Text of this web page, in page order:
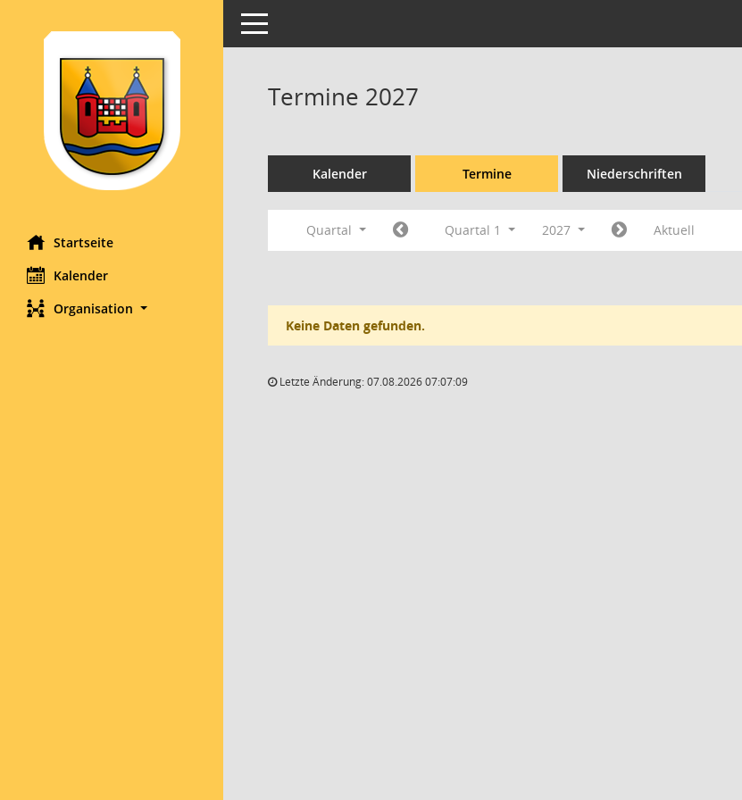
Startseite
Kalender
Organisation
Toggle navigation
Termine 2027
Kalender Termine Niederschriften
Quartal Quartal 1 2027 Aktuell
Keine Daten gefunden.
Letzte Änderung: 07.08.2026 07:07:09